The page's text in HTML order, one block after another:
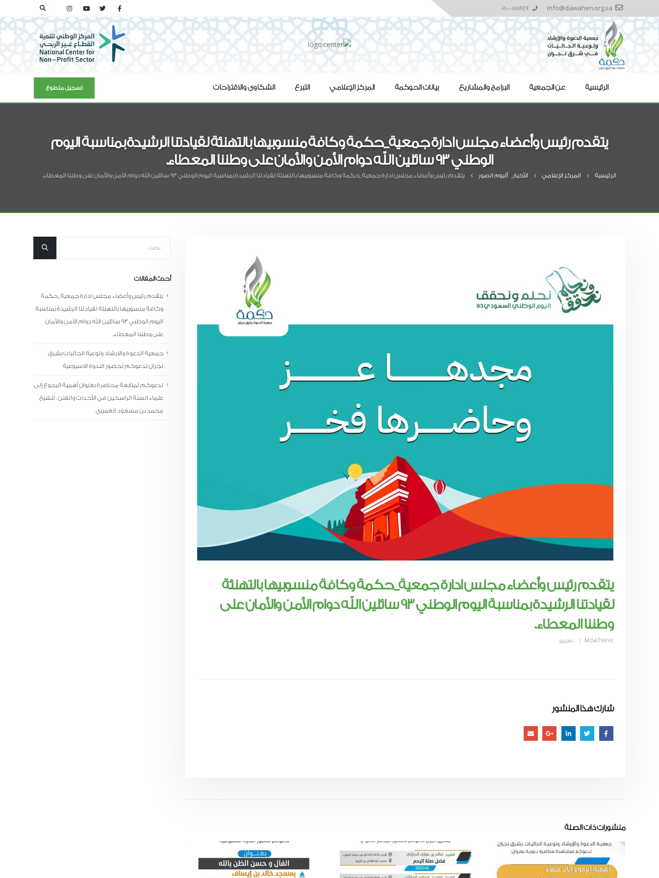
info@dawahen.org.sa
الرئيسية عن الجمعية البرامج والمشاريع بيانات الحوكمة المركز الإعلامي التبرع الشكاوى والاقتراحات تسجيل متطوع
يتقدم رئيس وأعضاء مجلس ادارة جمعية_حكمة وكافة منسوبيها بالتهنئة لقيادتنا الرشيدة بمناسبة اليوم
الوطني 93 سائلين الله دوام الأمن والأمان على وطننا المعطاء.
الرئيسية المركز الإعلامي الأخبار, ألبوم الصور يتقدم رئيس وأعضاء مجلس ادارة جمعية_حكمة وكافة منسوبيها بالتهنئة لقيادتنا الرشيدة بمناسبة اليوم الوطني 93 سائلين الله دوام الأمن والأمان على وطننا المعطاء.
يتقدم رئيس وأعضاء مجلس ادارة جمعية_حكمة وكافة منسوبيها بالتهنئة
لقيادتنا الرشيدة بمناسبة اليوم الوطني 93 سائلين الله دوام الأمن والأمان على
وطننا المعطاء.
MOATH1254 0 تعليق
شارك هذا المنشور
منشوراتذات الصلة
أحدث المقالات
يتقدم رئيس وأعضاء مجلس ادارة جمعية_حكمة
وكافة منسوبيها بالتهنئة لقيادتنا الرشيدة بمناسبة
اليوم الوطني 93 سائلين الله دوام الأمن والأمان
على وطننا المعطاء.
جمعية الدعوة والارشاد وتوعية الجاليات بشرق
نجران تدعوكم لحضور الندوة الاسبوعية
ندعوكم لمتابعة محاضرة بعنوان أهمية الرجوع إلى
علماء السنة الراسخين في الأحداث والفتن . للشيخ
محمد بن مسعود العميري